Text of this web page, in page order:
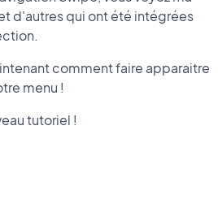
d'autres qui ont été intégrées
comment faire apparaitre
menu !
tutoriel !